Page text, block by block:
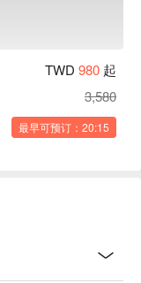
TWD 980 起
3,580
最早可预订：20:15